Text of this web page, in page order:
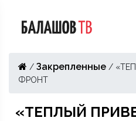
/ Закрепленные /
ФРОНТ
«ТЕПЛЫЙ